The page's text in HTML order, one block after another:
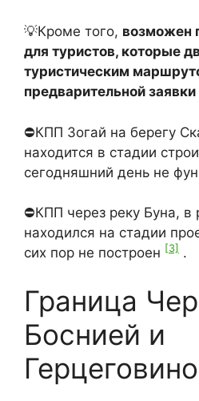
💡Кроме того, возможен
для туристов, которые
туристическим
предварительной заявки
⛔КПП Зогай на берегу
находится в стадии
сегодняшний день не
⛔КПП через реку Буна,
находился на стадии
сих пор не построен [3] .
Граница
Боснией и